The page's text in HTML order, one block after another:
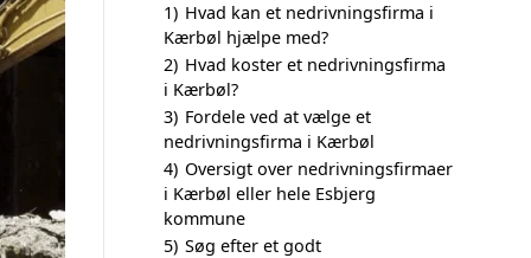
1) Hvad kan et nedrivningsfirma i
Kærbøl hjælpe med?
2) Hvad koster et nedrivningsfirma
i Kærbøl?
3) Fordele ved at vælge et
nedrivningsfirma i Kærbøl
4) Oversigt over nedrivningsfirmaer
i Kærbøl eller hele Esbjerg
kommune
5) Søg efter et godt